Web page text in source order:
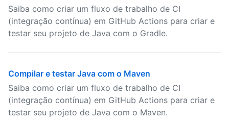
Saiba como criar um fluxo de trabalho de CI
(integração contínua) em GitHub Actions para criar e
testar seu projeto de Java com o Gradle.
Compilar e testar Java com o Maven
Saiba como criar um fluxo de trabalho de CI
(integração contínua) em GitHub Actions para criar e
testar seu projeto de Java com o Maven.